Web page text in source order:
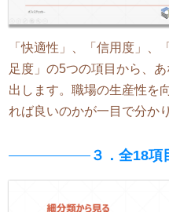
「快適性」、「信用度」、
足度」の5つの項目から、
出します。職場の生産性を
れば良いのかが一目で分か
３．全18項